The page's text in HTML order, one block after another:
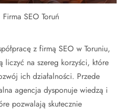
Firma SEO Toruń
z firmą SEO w Toruniu,
liczyć na szereg korzyści, które
ich działalności. Przede
agencja dysponuje wiedzą i
pozwalają skutecznie